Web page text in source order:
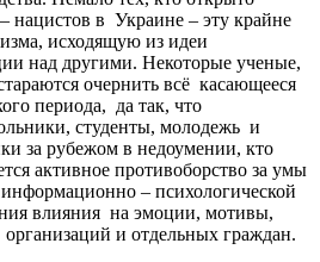
нацистов в Украине – эту крайне
исходящую из идеи
над другими. Некоторые ученые,
очернить всё касающееся
периода, да так, что
студенты, молодежь и
за рубежом в недоумении, кто
активное противоборство за умы
– психологической
влияния на эмоции, мотивы,
и отдельных граждан.